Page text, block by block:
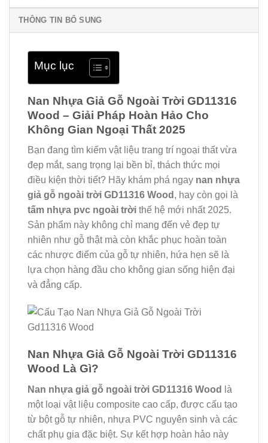
THÔNG TIN BỔ SUNG
Mục lục
Nan Nhựa Giả Gỗ Ngoài Trời GD11316
Wood – Giải Pháp Hoàn Hảo Cho
Không Gian Ngoại Thất 2025
Bạn đang tìm kiếm vật liệu trang trí ngoại thất vừa
đẹp mắt, sang trọng lại bền bỉ, thách thức mọi
điều kiện thời tiết? Hãy khám phá ngay nan nhựa
giả gỗ ngoài trời GD11316 Wood , hay còn gọi là
tấm nhựa pvc ngoài trời thế hệ mới nhất 2025.
Sản phẩm này không chỉ mang đến vẻ đẹp tự
nhiên như gỗ thật mà còn khắc phục hoàn toàn
các nhược điểm của gỗ tự nhiên, hứa hẹn sẽ là
lựa chọn hàng đầu cho không gian sống hiện đại
và đẳng cấp.
Nan Nhựa Giả Gỗ Ngoài Trời GD11316
Wood Là Gì?
Nan nhựa giả gỗ ngoài trời GD11316 Wood
là
một loại vật liệu composite cao cấp, được cấu tạo
từ bột gỗ tự nhiên, nhựa PVC nguyên sinh và các
chất phụ gia đặc biệt. Sự kết hợp hoàn hảo này